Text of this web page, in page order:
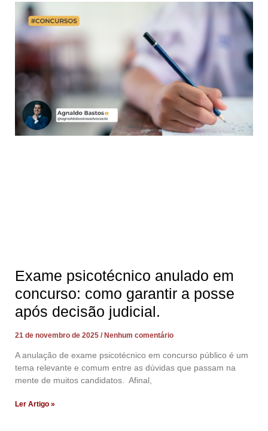
Exame psicotécnico anulado em
concurso: como garantir a posse
após decisão judicial.
21 de novembro de 2025 Nenhum comentário
A anulação de exame psicotécnico em concurso público é um
tema relevante e comum entre as dúvidas que passam na
mente de muitos candidatos. Afinal,
Ler Artigo »